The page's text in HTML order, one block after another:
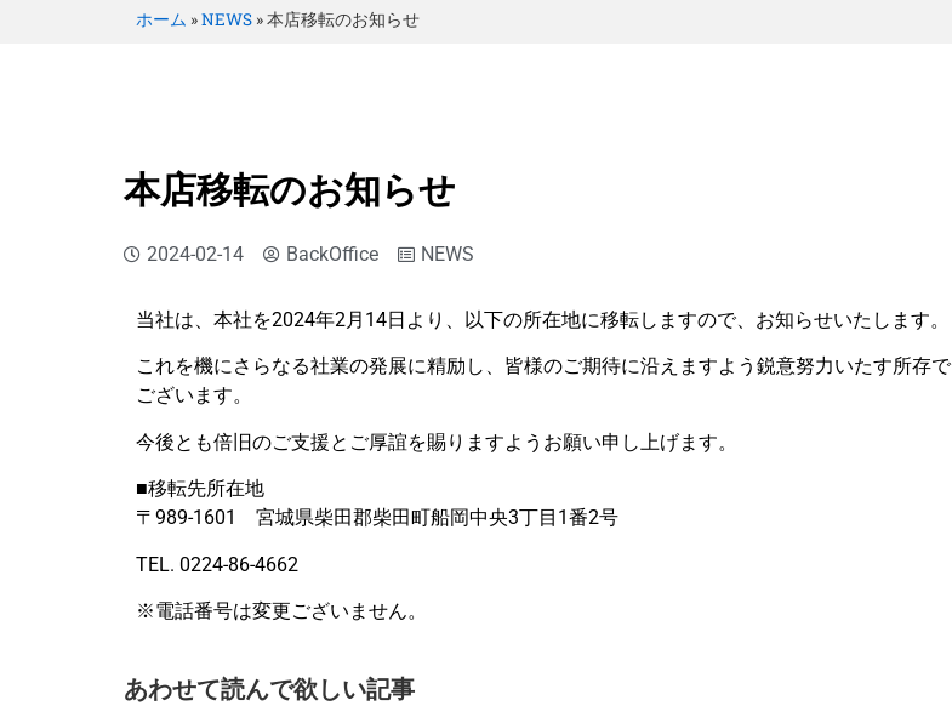
ホーム »NEWS »本店移転のお知らせ
本店移転のお知らせ
2024-02-14 BackOffice NEWS
当社は、本社を2024年2月14日より、以下の所在地に移転しますので、お知らせいたします。
これを機にさらなる社業の発展に精励し、皆様のご期待に沿えますよう鋭意努力いたす所存で
ございます。
今後とも倍旧のご支援とご厚誼を賜りますようお願い申し上げます。
■移転先所在地
〒989-1601 宮城県柴田郡柴田町船岡中央3丁目1番2号
TEL. 0224-86-4662
※電話番号は変更ございません。
あわせて読んで欲しい記事